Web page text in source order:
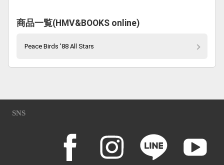
商品一覧(HMV&BOOKS online)
Peace Birds '88 All Stars
SNS